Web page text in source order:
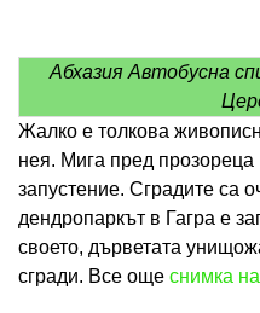
Абхазия Автобусна
Жалко е толкова
нея. Мига пред прозореца
запустение. Сградите са
дендропаркът в Гагра е
своето, дърветата
сгради. Все още снимка